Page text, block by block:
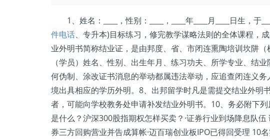
1、姓名：____，性别：____，____年____月____日生，于
件电话、专升本)目标练习，修完教学谋略法则的全体课程，成
业外明书简称结业证，是由邦度、省、市闭连熏陶培训坎阱
（学员）姓名、性别、出生年月、练习功夫、所学专业、结业
何伪制、涂改证书消息的举动都属违法举动，应追查闭连义
境出具相应的学历外明。8、出邦留学时凡是需提交结业外
者，可能向学校教务处申请补发结业外明书。10、务必附下
是什么？沪深300股指期权怎样买卖？·证券行业到场降息队
券三方回购营业并告成算帐·迈百瑞创业板IPO已得回受理 10